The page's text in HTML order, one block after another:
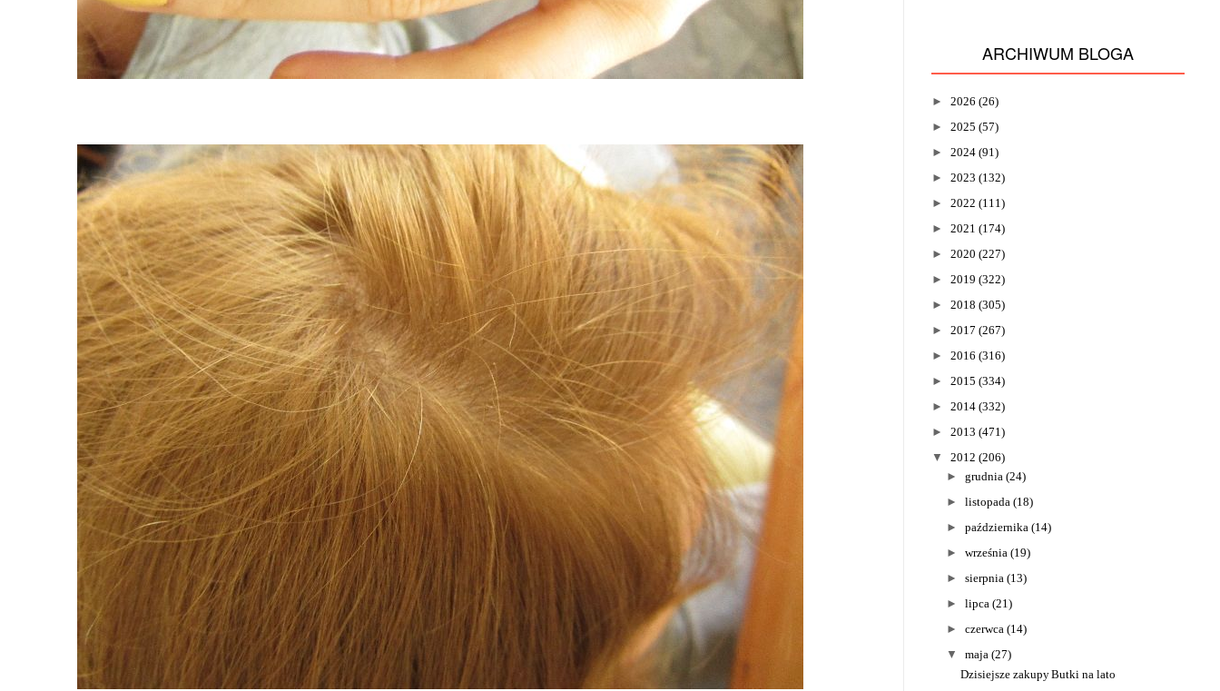
ARCHIWUM BLOGA
► 2026 (26)
► 2025 (57)
► 2024 (91)
► 2023 (132)
► 2022 (111)
► 2021 (174)
► 2020 (227)
► 2019 (322)
► 2018 (305)
► 2017 (267)
► 2016 (316)
► 2015 (334)
► 2014 (332)
► 2013 (471)
▼
2012 (206)
► grudnia (24)
► listopada (18)
► października (14)
► września (19)
► sierpnia (13)
► lipca (21)
► czerwca (14)
▼
maja (27)
Dzisiejsze zakupyButki na lato